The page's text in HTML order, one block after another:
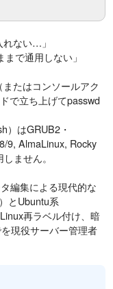
れない…」
で通用しない」
たはコンソールアク
で立ち上げてpasswd
）はGRUB2・
9, AlmaLinux, Rocky
ません。
編集による現代的な
とUbuntu系
再ラベル付け、暗
現役サーバー管理者